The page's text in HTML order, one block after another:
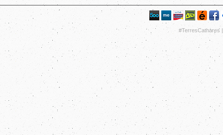
#TerresCathares